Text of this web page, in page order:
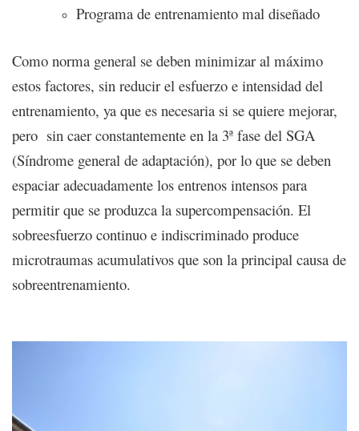
Programa de entrenamiento mal diseñado
Como norma general se deben minimizar al máximo
estos factores, sin reducir el esfuerzo e intensidad del
entrenamiento, ya que es necesaria si se quiere mejorar,
pero sin caer constantemente en la 3ª fase del SGA
(Síndrome general de adaptación), por lo que se deben
espaciar adecuadamente los entrenos intensos para
permitir que se produzca la supercompensación. El
sobreesfuerzo continuo e indiscriminado produce
microtraumas acumulativos que son la principal causa de
sobreentrenamiento.